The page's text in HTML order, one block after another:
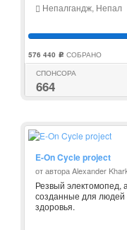
Непалгандж, Непал
576 440 c СОБРАНО
СПОНСОРА
664
E-On Cycle project
от автора Alexander
Резвый электомопед,
созданные для людей
здоровья.